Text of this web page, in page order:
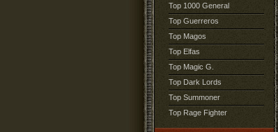
Top 1000 General
Top Guerreros
Top Magos
Top Elfas
Top Magic G.
Top Dark Lords
Top Summoner
Top Rage Fighter